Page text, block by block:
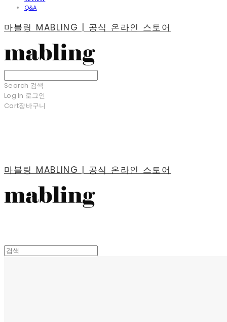
Q&A
마블링 MABLING | 공식 온라인 스토어
Search 검색
Log In 로그인
Cart장바구니
마블링 MABLING | 공식 온라인 스토어